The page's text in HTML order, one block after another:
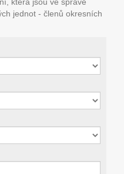
jednot - členů okresních